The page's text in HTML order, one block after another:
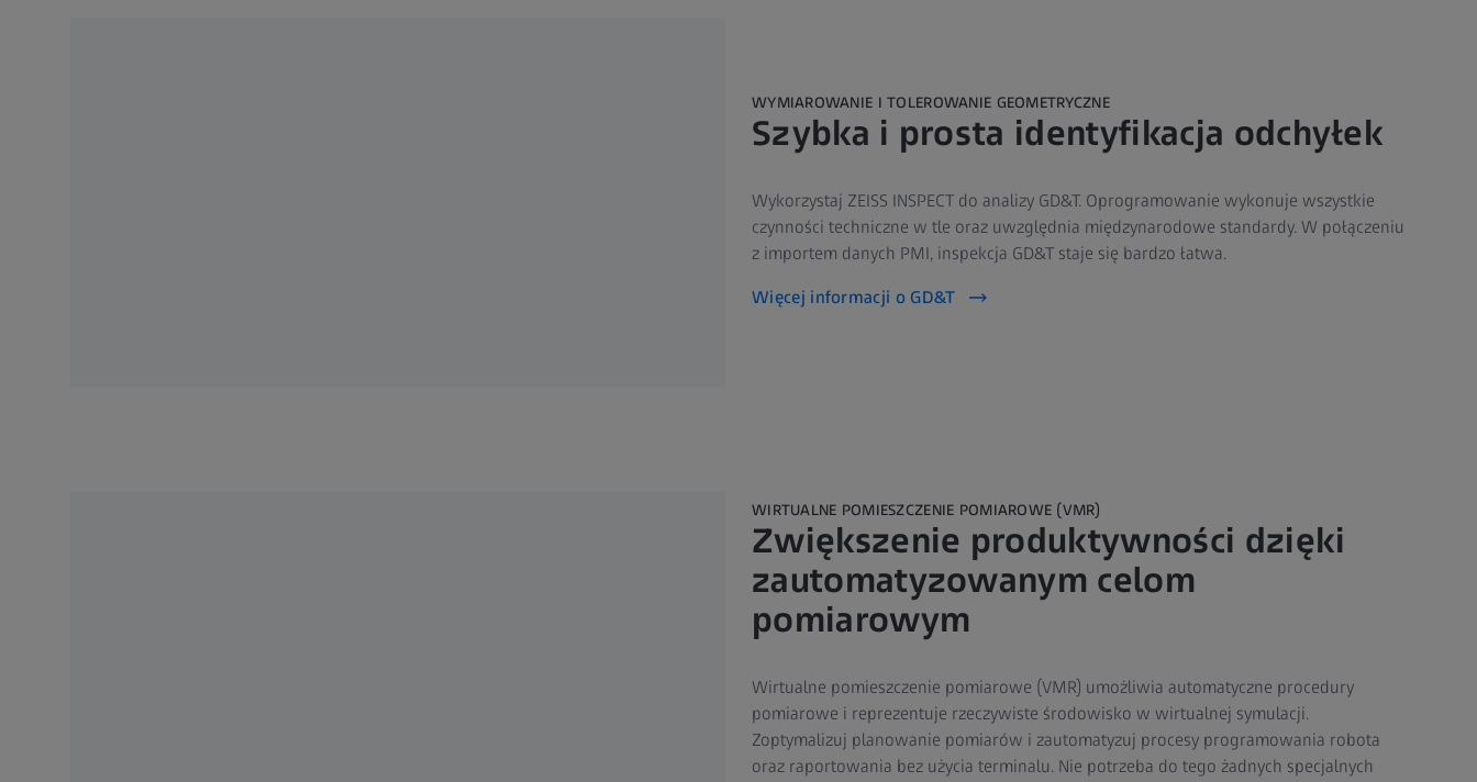
WYMIAROWANIE I TOLEROWANIE GEOMETRYCZNE
Szybka i prosta identyfikacja odchyłek
Wykorzystaj ZEISS INSPECT do analizy GD&T. Oprogramowanie wykonuje wszystkie
czynności techniczne w tle oraz uwzględnia międzynarodowe standardy. W połączeniu
z importem danych PMI, inspekcja GD&T staje się bardzo łatwa.
Więcej informacji o GD&T
WIRTUALNE POMIESZCZENIE POMIAROWE (VMR)
Zwiększenie produktywności dzięki
zautomatyzowanym celom
pomiarowym
Wirtualne pomieszczenie pomiarowe (VMR) umożliwia automatyczne procedury
pomiarowe i reprezentuje rzeczywiste środowisko w wirtualnej symulacji.
Zoptymalizuj planowanie pomiarów i zautomatyzuj procesy programowania robota
oraz raportowania bez użycia terminalu. Nie potrzeba do tego żadnych specjalnych